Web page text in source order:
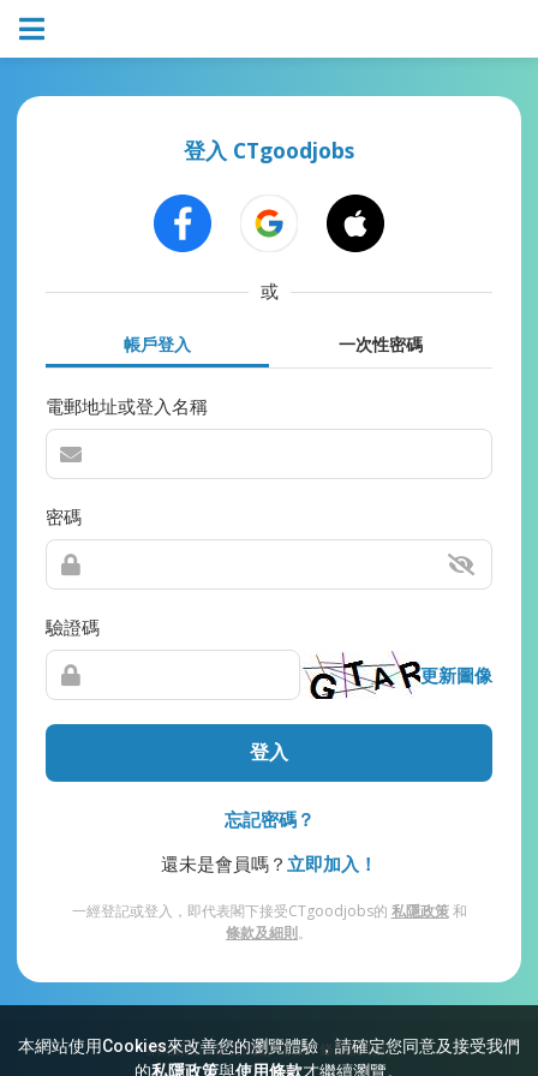
本網站使用Cookies來改善您的瀏覽體驗，請確定您同意及接受我們
的私隱政策與使用條款才繼續瀏覽。
登入 CTgoodjobs
或
帳戶登入 一次性密碼
電郵地址或登入名稱
密碼
驗證碼
更新圖像
登入
忘記密碼？
還未是會員嗎？ 立即加入！
一經登記或登入，即代表閣下接受CTgoodjobs的 私隱政策和
條款及細則。
網站索引 常見問題 私隱 條款及細則